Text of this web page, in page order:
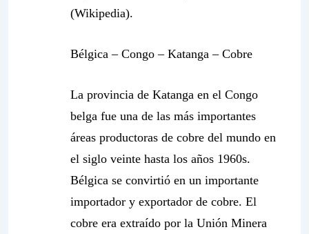
(Wikipedia).
Bélgica – Congo – Katanga – Cobre
La provincia de Katanga en el Congo
belga fue una de las más importantes
áreas productoras de cobre del mundo en
el siglo veinte hasta los años 1960s.
Bélgica se convirtió en un importante
importador y exportador de cobre. El
cobre era extraído por la Unión Minera